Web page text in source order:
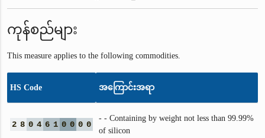
ကုန်စည်များ
This measure applies to the following commodities.
HS Code အကြောင်းအရာ
2 8 0 4 6 1 0 0 0 0
- - Containing by weight not less than 99.99%
of silicon